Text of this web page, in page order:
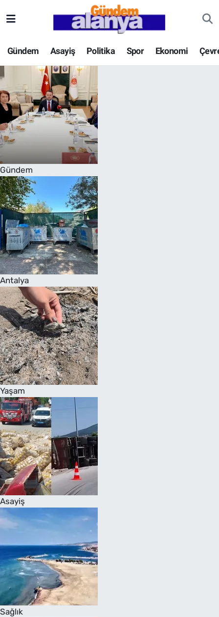
Gündem Asayiş Politika Spor Ekonomi
Gündem
Antalya
Yaşam
Asayiş
Sağlık